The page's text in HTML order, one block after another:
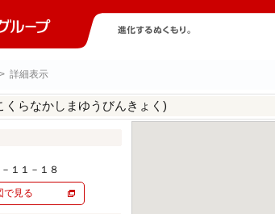
> 詳細表示
くらなかしまゆうびんきょく)
１１－１８
で見る